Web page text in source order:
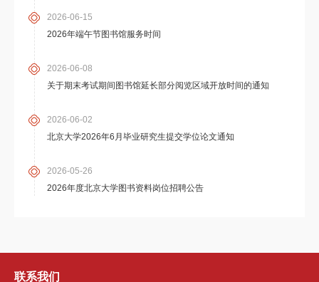
2026-06-15
2026年端午节图书馆服务时间
2026-06-08
关于期末考试期间图书馆延长部分阅览区域开放时间的通知
2026-06-02
北京大学2026年6月毕业研究生提交学位论文通知
2026-05-26
2026年度北京大学图书资料岗位招聘公告
联系我们